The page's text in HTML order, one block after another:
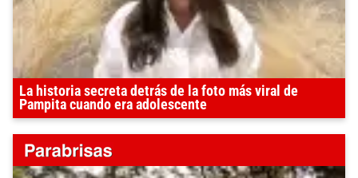
La historia secreta detrás de la foto más viral de
Pampita cuando era adolescente